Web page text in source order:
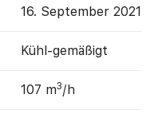
16. September 2021
Kühl-gemäßigt
107 m3/h